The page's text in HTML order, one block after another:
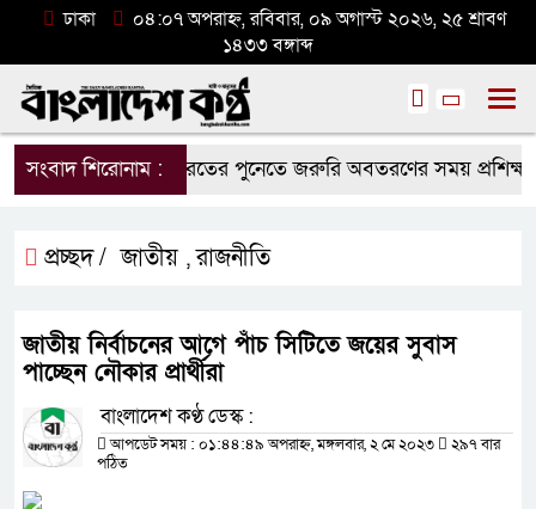
ঢাকা
০৪:০৭ অপরাহ্ন, রবিবার, ০৯ অগাস্ট ২০২৬, ২৫ শ্রাবণ
১৪৩৩ বঙ্গাব্দ
সংবাদ শিরোনাম :ভারতের পুনেতে জরুরি অবতরণের সময় প্রশিক্ষণ
প্রচ্ছদ / জাতীয় ,রাজনীতি
জাতীয় নির্বাচনের আগে পাঁচ সিটিতে জয়ের সুবাস
পাচ্ছেন নৌকার প্রার্থীরা
বাংলাদেশ কণ্ঠ ডেস্ক :
আপডেট সময় : ০১:৪৪:৪৯ অপরাহ্ন, মঙ্গলবার, ২ মে ২০২৩
২৯৭ বার
পঠিত